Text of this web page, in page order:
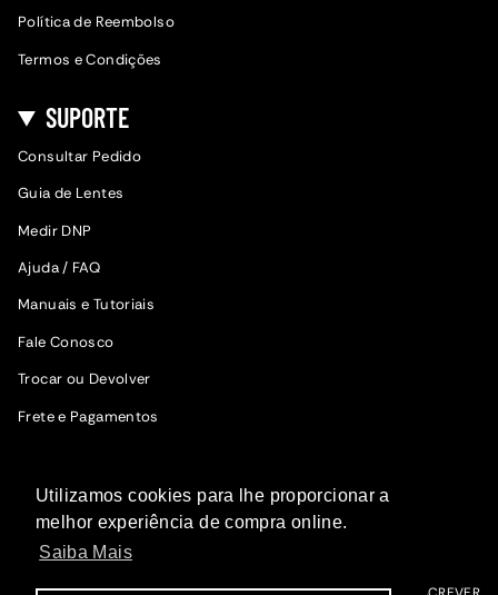
Utilizamos cookies para lhe proporcionar a
melhor experiência de compra online.
Saiba Mais
Política de Reembolso
Termos e Condições
SUPORTE
Consultar Pedido
Guia de Lentes
Medir DNP
Ajuda / FAQ
Manuais e Tutoriais
Fale Conosco
Trocar ou Devolver
Frete e Pagamentos
Fique por dentro das novidades.